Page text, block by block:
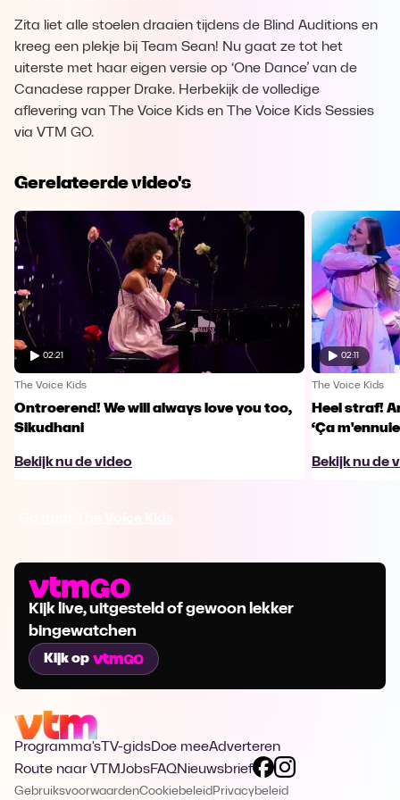
Zita liet alle stoelen draaien tijdens de Blind Auditions en
kreeg een plekje bij Team Sean! Nu gaat ze tot het
uiterste met haar eigen versie op ‘One Dance’ van de
Canadese rapper Drake. Herbekijk de volledige
aflevering van The Voice Kids en The Voice Kids Sessies
via VTM GO.
Gerelateerde video's
02:21
The Voice Kids
Ontroerend! We will always love you too,
Sikudhani
Bekijk nu de video
02:11
The Voice Kids
Heel straf!
‘Ça
Bekijk nu de
Kijk live, uitgesteld of gewoon lekker
bingewatchen
Kijk op
Programma's TV-gidsDoe meeAdverteren
Route naar VTMJobsFAQNieuwsbrief
GebruiksvoorwaardenCookiebeleid Privacybeleid